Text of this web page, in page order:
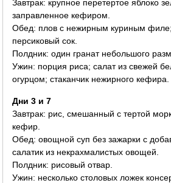
Завтрак: крупное перетертое яблоко
заправленное кефиром.
Обед: плов с нежирным куриным
персиковый сок.
Полдник: один гранат небольшого
Ужин: порция риса; салат из свежей
огурцом; стаканчик нежирного кефира.
Дни 3 и 7
Завтрак: рис, смешанный с тертой
кефир.
Обед: овощной суп без зажарки с
салатик из некрахмалистых овощей.
Полдник: рисовый отвар.
Ужин: несколько столовых ложек